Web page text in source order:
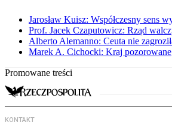
Jarosław Kuisz: Współczesny sens
Prof. Jacek Czaputowicz: Rząd
Alberto Alemanno: Ceuta nie
Marek A. Cichocki: Kraj
Promowane treści
KONTAKT